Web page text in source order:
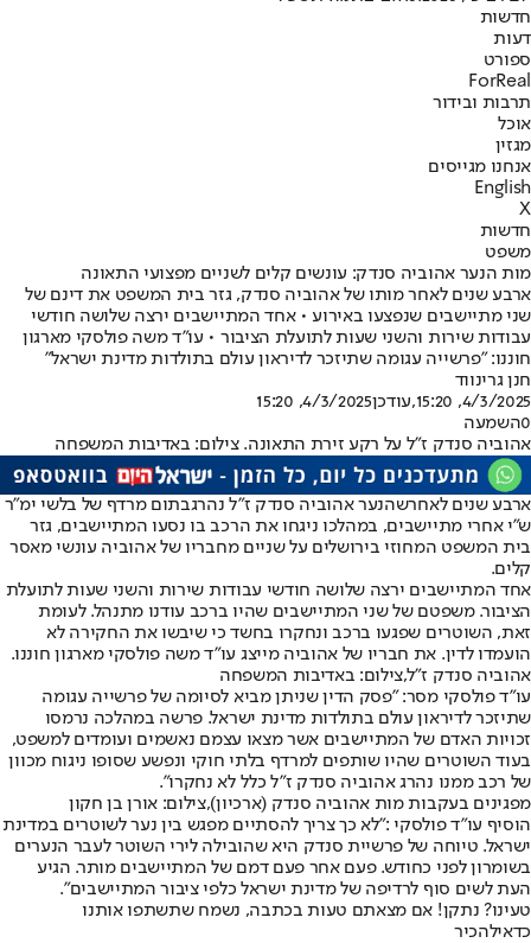
חדשות
דעות
ספורט
ForReal
תרבות ובידור
אוכל
מגזין
אנחנו מגייסים
English
X
חדשות
משפט
מות הנער אהוביה סנדק: עונשים קלים לשניים מפצועי התאונה
ארבע שנים לאחר מותו של אהוביה סנדק, גזר בית המשפט את דינם של
שני מתיישבים שנפצעו באירוע • אחד המתיישבים ירצה שלושה חודשי
עבודות שירות והשני שעות לתועלת הציבור • עו"ד משה פולסקי מארגון
חוננו: "פרשייה עגומה שתיזכר לדיראון עולם בתולדות מדינת ישראל"
חנן גרינווד
4/3/2025, 15:20
,עודכן4/3/2025, 15:20
0השמעה
אהוביה סנדק ז"ל על רקע זירת התאונה. צילום: באדיבות המשפחה
ארבע שנים לאחרשהנער אהוביה סנדק ז"ל נהרגבתום מרדף של בלשי ימ"ר
ש"י אחרי מתיישבים, במהלכו ניגחו את הרכב בו נסעו המתיישבים, גזר
בית המשפט המחוזי בירושלים על שניים מחבריו של אהוביה עונשי מאסר
קלים.
אחד המתיישבים ירצה שלושה חודשי עבודות שירות והשני שעות לתועלת
הציבור. משפטם של שני המתיישבים שהיו ברכב עודנו מתנהל. לעומת
זאת, השוטרים שפגעו ברכב ונחקרו בחשד כי שיבשו את החקירה לא
הועמדו לדין. את חבריו של אהוביה מייצג עו"ד משה פולסקי מארגון חוננו.
אהוביה סנדק ז"ל,צילום: באדיבות המשפחה
עו"ד פולסקי מסר: "פסק הדין שניתן מביא לסיומה של פרשייה עגומה
שתיזכר לדיראון עולם בתולדות מדינת ישראל. פרשה במהלכה נרמסו
זכויות האדם של המתיישבים אשר מצאו עצמם נאשמים ועומדים למשפט,
בעוד השוטרים שהיו שותפים למרדף בלתי חוקי ונפשע שסופו ניגוח מכוון
של רכב ממנו נהרג אהוביה סנדק ז"ל כלל לא נחקרו".
מפגינים בעקבות מות אהוביה סנדק (ארכיון),צילום: אורן בן חקון
הוסיף עו"ד פולסקי :"לא כך צריך להסתיים מפגש בין נער לשוטרים במדינת
ישראל. טיוחה של פרשיית סנדק היא שהובילה לירי השוטר לעבר הנערים
בשומרון לפני כחודש. פעם אחר פעם דמם של המתיישבים מותר. הגיע
העת לשים סוף לרדיפה של מדינת ישראל כלפי ציבור המתיישבים".
טעינו? נתקן! אם מצאתם טעות בכתבה, נשמח שתשתפו אותנו
כדאילהכיר